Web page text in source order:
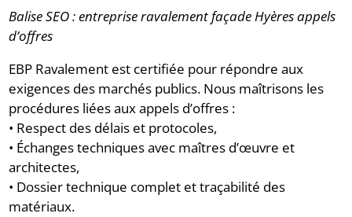
Balise SEO : entreprise ravalement façade Hyères appels
d’offres
EBP Ravalement est certifiée pour répondre aux
exigences des marchés publics. Nous maîtrisons les
procédures liées aux appels d’offres :
• Respect des délais et protocoles,
• Échanges techniques avec maîtres d’œuvre et
architectes,
• Dossier technique complet et traçabilité des
matériaux.